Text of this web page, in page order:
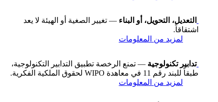
التعديل، التحويل، أو البناء — تغيير الصغية أو الهيئة لا يعد
اشتقاقاً.
لمزيد من المعلومات
تدابير تكنولوجية — تمنع الرخصة تطبيق التدابير التكنولوجية،
طبقاً للبند رقم 11 في معاهدة WIPO لحقوق الملكية الفكرية.
لمزيد من المعلومات